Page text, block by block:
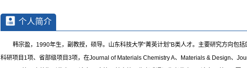
个人简介
韩宗盈，1990年生，副教授，硕导。山东科技大学“菁英计划”B类人才。主要研究方向包
科研项目1项、省部级项目3项，在Journal of Materials Chemistry A、Materials & Design、